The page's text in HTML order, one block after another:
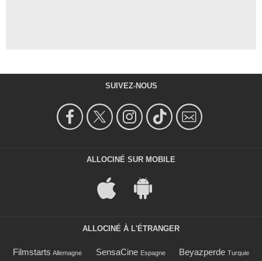
SUIVEZ-NOUS
ALLOCINÉ SUR MOBILE
ALLOCINÉ À L'ÉTRANGER
Filmstarts Allemagne SensaCine Espagne Beyazperde Turquie